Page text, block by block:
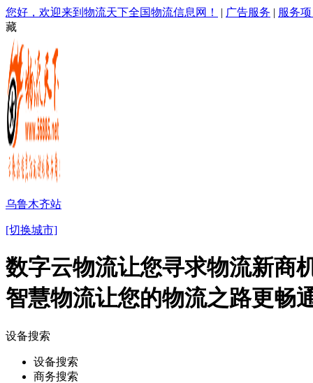
您好，欢迎来到物流天下全国物流信息网！ | 广告服务 | 服务
藏
乌鲁木齐站
[切换城市]
数字云物流让您寻求物流新商
智慧物流让您的物流之路更畅
设备搜索
设备搜索
商务搜索